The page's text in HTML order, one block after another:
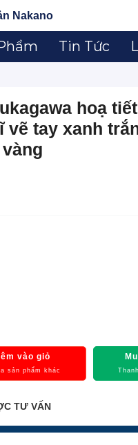
Nakano
Tin Tức
hoạ
vẽ tay xanh
vào giỏ
sản phẩm khác
TƯ VẤN